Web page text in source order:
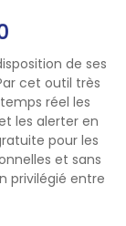
de ses
cet outil très
réel les
les alerter en
pour les
et sans
privilégié entre